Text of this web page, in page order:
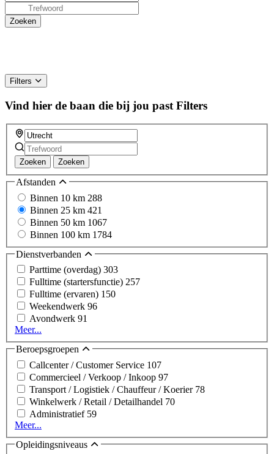
Filters
Vind hier de baan die bij jou past Filters
Zoeken Zoeken
Afstanden
Binnen 10 km 288
Binnen 25 km 421
Binnen 50 km 1067
Binnen 100 km 1784
Dienstverbanden
Parttime (overdag) 303
Fulltime (startersfunctie) 257
Fulltime (ervaren) 150
Weekendwerk 96
Avondwerk 91
Meer...
Beroepsgroepen
Callcenter / Customer Service 107
Commercieel / Verkoop / Inkoop 97
Transport / Logistiek / Chauffeur / Koerier 78
Winkelwerk / Retail / Detailhandel 70
Administratief 59
Meer...
Opleidingsniveaus